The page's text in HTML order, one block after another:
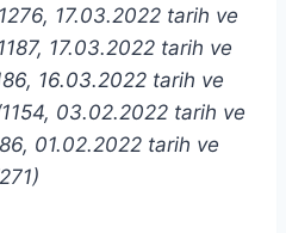
17.03.2022 tarih ve
17.03.2022 tarih ve
16.03.2022 tarih ve
03.02.2022 tarih ve
01.02.2022 tarih ve